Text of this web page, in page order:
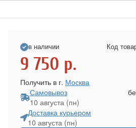
в наличии Код
9 750 р.
Получить в г. Москва
Самовывоз
10 августа (пн)
Доставка курьером
10 августа (пн)